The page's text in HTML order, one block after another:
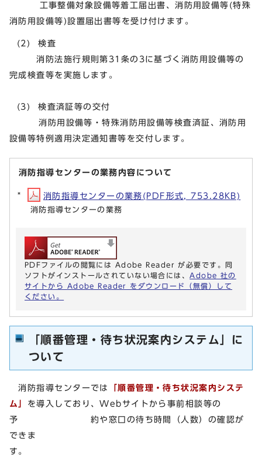
工事整備対象設備等着工届出書、消防用設備等(特殊
消防用設備等)設置届出書等を受け付けます。
(2) 検査
消防法施行規則第31条の3に基づく消防用設備等の
完成検査等を実施します。
(3) 検査済証等の交付
消防用設備等・特殊消防用設備等検査済証、消防用
設備等特例適用決定通知書等を交付します。
消防指導センターの業務内容について
消防指導センターの業務(PDF形式, 753.28KB)
消防指導センターの業務
PDFファイルの閲覧には Adobe Reader が必要です。同
ソフトがインストールされていない場合には、 Adobe 社の
サイトから Adobe Reader をダウンロード（無償）して
ください。
「順番管理・待ち状況案内システム」に
ついて
消防指導センターでは
「順番管理・待ち状況案内システ
ム」 を導入しており、Webサイトから事前相談等の
予 約や窓口の待ち時間（人数）の確認が
できま